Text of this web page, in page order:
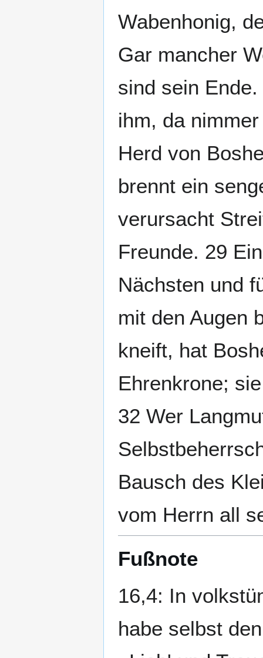
Wabenhonig,
Gar mancher
sind sein
ihm, da
Herd von
brennt ein
verursacht
Freunde. 29
Nächsten und
mit den Augen
kneift, hat
Ehrenkrone;
32 Wer
Bausch des
vom Herrn all
Fußnote
16,4: In
habe selbst